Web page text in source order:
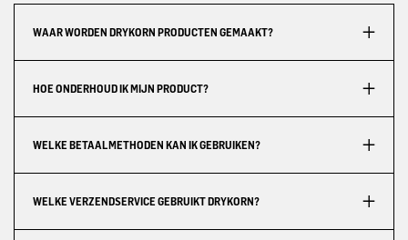
WAAR WORDEN DRYKORN PRODUCTEN GEMAAKT?
HOE ONDERHOUD IK MIJN PRODUCT?
WELKE BETAALMETHODEN KAN IK GEBRUIKEN?
WELKE VERZENDSERVICE GEBRUIKT DRYKORN?